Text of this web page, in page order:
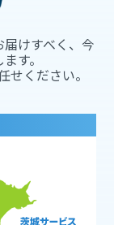
けすべく、今
す。
せください。